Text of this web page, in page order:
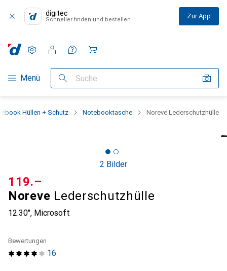
digitec
Schneller finden und bestellen Zur App
Navigation nach Kategorien
Menü Suche
Einstellungen
Kundenkonto
Vergleichslisten
Merklisten
Warenkorb
Hüllen + Schutz Notebooktasche Noreve Lederschutzhülle
2 Bilder
Noreve Lederschutzhülle
12.30", Microsoft
CHF
119.–
16
Bewertungen